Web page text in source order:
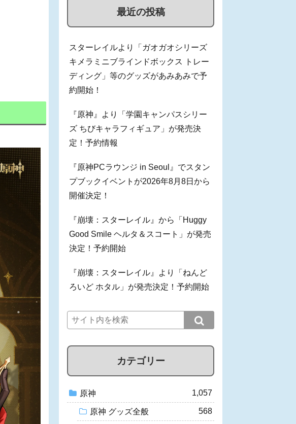
最近の投稿
スターレイルより「ガオガオシリーズ
キメラミニブラインドボックス トレー
ディング」等のグッズがあみあみで予
約開始！
『原神』より「学園キャンパスシリー
ズ ちびキャラフィギュア」が発売決
定！予約情報
『原神PCラウンジ in Seoul』でスタン
プブックイベントが2026年8月8日から
開催決定！
『崩壊：スターレイル』から「Huggy
Good Smile ヘルタ＆スコート」が発売
決定！予約開始
『崩壊：スターレイル』より「ねんど
ろいど ホタル」が発売決定！予約開始
カテゴリー
原神 1,057
原神 グッズ全般 568